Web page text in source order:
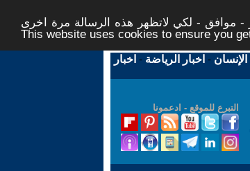
- موافق - لكي لاتظهر هذه الرسالة مرة اخرى -
This website uses cookies to ensure you
- اخبار الرياضة - اخبار
التبرع للموقع - ادعمونا